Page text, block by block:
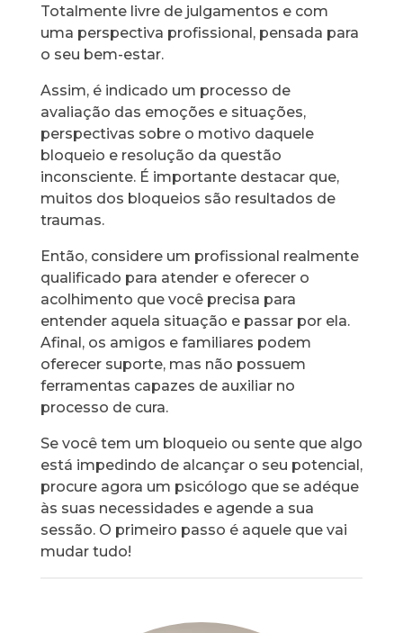
Totalmente livre de julgamentos e com
uma perspectiva profissional, pensada para
o seu bem-estar.
Assim, é indicado um processo de
avaliação das emoções e situações,
perspectivas sobre o motivo daquele
bloqueio e resolução da questão
inconsciente. É importante destacar que,
muitos dos bloqueios são resultados de
traumas.
Então, considere um profissional realmente
qualificado para atender e oferecer o
acolhimento que você precisa para
entender aquela situação e passar por ela.
Afinal, os amigos e familiares podem
oferecer suporte, mas não possuem
ferramentas capazes de auxiliar no
processo de cura.
Se você tem um bloqueio ou sente que algo
está impedindo de alcançar o seu potencial,
procure agora um psicólogo que se adéque
às suas necessidades e agende a sua
sessão. O primeiro passo é aquele que vai
mudar tudo!